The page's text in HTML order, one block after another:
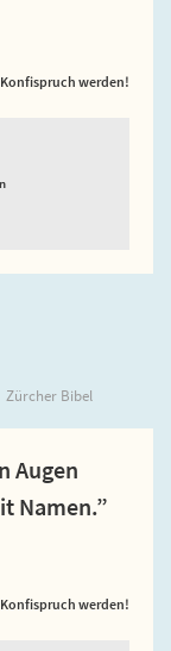
werden!
Zürcher Bibel
Augen
Namen.”
werden!